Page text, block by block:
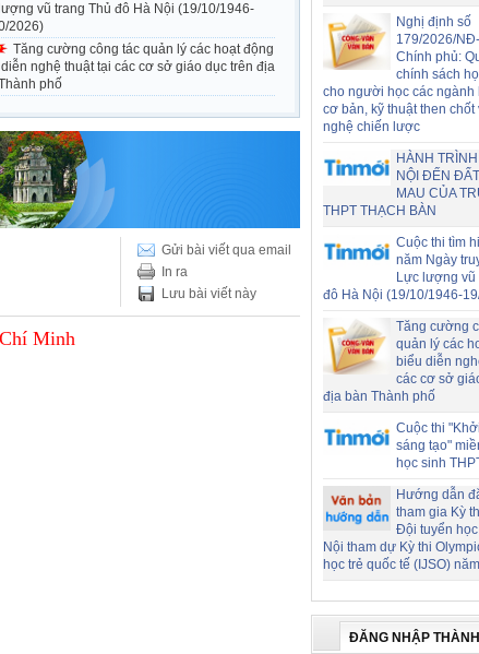
vũ trang Thủ đô Hà Nội (19/10/1946-
2026)
Tăng cường công tác quản lý các hoạt động
nghệ thuật tại các cơ sở giáo dục trên địa
phố
Gửi bài viết qua email
In ra
Lưu bài viết này
Minh
Nghị định số
179/2026/
Chính phủ:
chính sách
cho người học các ngành
cơ bản, kỹ thuật then chốt
nghệ chiến lược
HÀNH
NỘI ĐẾN
MAU CỦA
THPT THẠCH BÀN
Cuộc thi tìm
năm Ngày
Lực lượng vũ
đô Hà Nội (19/10/1946-
Tăng cường
quản lý các
biểu diễn
các cơ sở
địa bàn Thành phố
Cuộc thi
sáng tạo"
học sinh
Hướng dẫn
tham gia Kỳ
Đội tuyển
Nội tham dự Kỳ thi
học trẻ quốc tế (IJSO)
ĐĂNG NHẬP